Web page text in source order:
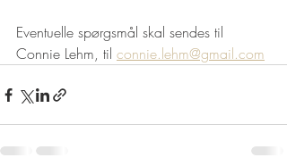
Eventuelle spørgsmål skal sendes til
Connie Lehm, til connie.lehm@gmail.com